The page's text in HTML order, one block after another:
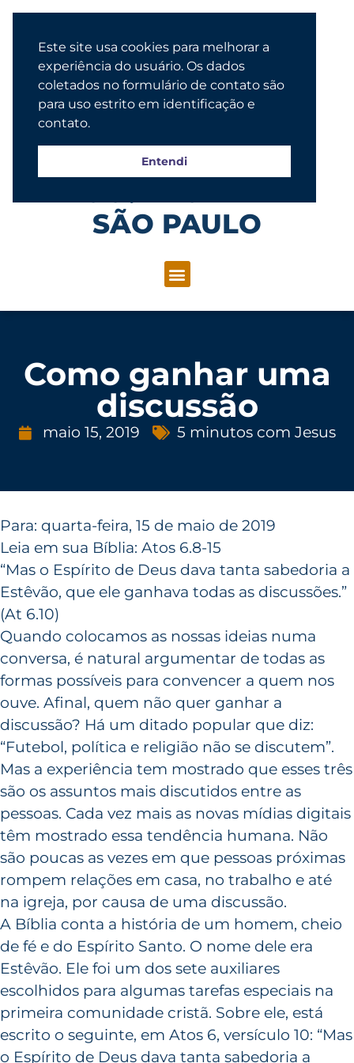
SÃO PAULO
Como ganhar uma
discussão
maio 15, 2019 5 minutos com Jesus
Para: quarta-feira, 15 de maio de 2019
Leia em sua Bíblia: Atos 6.8-15
“Mas o Espírito de Deus dava tanta sabedoria a
Estêvão, que ele ganhava todas as discussões.”
(At 6.10)
Quando colocamos as nossas ideias numa
conversa, é natural argumentar de todas as
formas possíveis para convencer a quem nos
ouve. Afinal, quem não quer ganhar a
discussão? Há um ditado popular que diz:
“Futebol, política e religião não se discutem”.
Mas a experiência tem mostrado que esses três
são os assuntos mais discutidos entre as
pessoas. Cada vez mais as novas mídias digitais
têm mostrado essa tendência humana. Não
são poucas as vezes em que pessoas próximas
rompem relações em casa, no trabalho e até
na igreja, por causa de uma discussão.
A Bíblia conta a história de um homem, cheio
de fé e do Espírito Santo. O nome dele era
Estêvão. Ele foi um dos sete auxiliares
escolhidos para algumas tarefas especiais na
primeira comunidade cristã. Sobre ele, está
escrito o seguinte, em Atos 6, versículo 10: “Mas
o Espírito de Deus dava tanta sabedoria a
Este site usa cookies para melhorar a
experiência do usuário. Os dados
coletados no formulário de contato são
para uso estrito em identificação e
contato.
Entendi